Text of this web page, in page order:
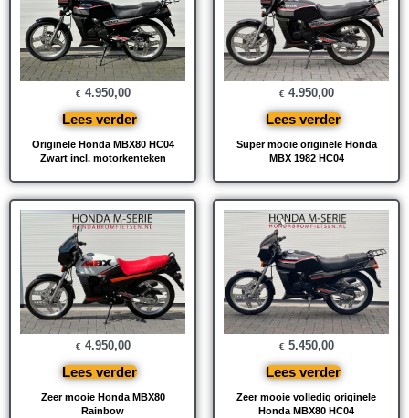
Originele Honda MBX80 HC04
Zwart incl. motorkenteken
€ 4.950,00
Lees verder
Super mooie originele Honda
MBX 1982 HC04
€ 4.950,00
Lees verder
Zeer mooie Honda MBX80
Rainbow
€ 4.950,00
Lees verder
Zeer mooie volledig originele
Honda MBX80 HC04
€ 5.450,00
Lees verder